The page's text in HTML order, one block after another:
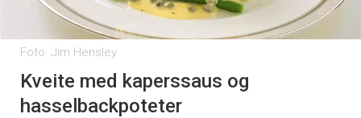
Foto: Jim Hensley
Kveite med kaperssaus og
hasselbackpoteter